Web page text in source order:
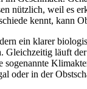
nützlich, weil es
kennt, kann
ein klarer
läuft
sogenannte
oder in der